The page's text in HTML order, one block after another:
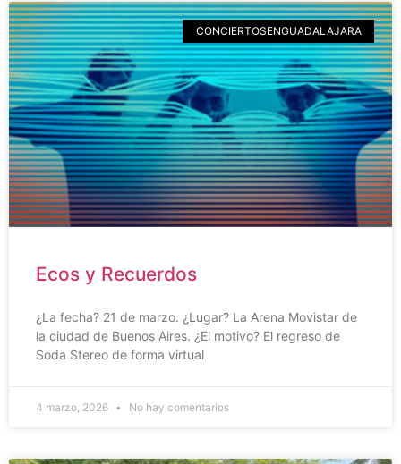
CONCIERTOSENGUADALAJARA
Ecos y Recuerdos
¿La fecha? 21 de marzo. ¿Lugar? La Arena Movistar de
la ciudad de Buenos Aires. ¿El motivo? El regreso de
Soda Stereo de forma virtual
4 marzo, 2026 No hay comentarios